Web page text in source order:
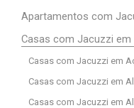
Apartamentos com
Casas com Jacuzzi em
Casas com Jacuzzi em
Casas com Jacuzzi em
Casas com Jacuzzi em